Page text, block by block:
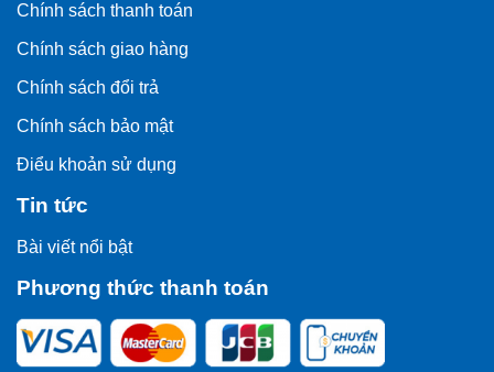
Chính sách thanh toán
Chính sách giao hàng
Chính sách đổi trả
Chính sách bảo mật
Điểu khoản sử dụng
Tin tức
Bài viết nổi bật
Phương thức thanh toán